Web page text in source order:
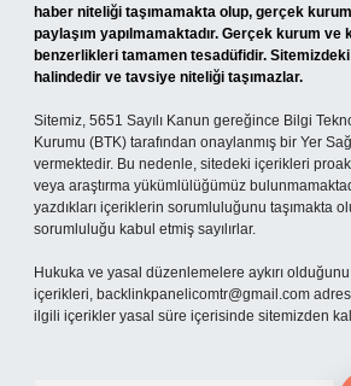
haber niteliği taşımamakta olup, gerçek
paylaşım yapılmamaktadır. Gerçek kurum ve
benzerlikleri tamamen tesadüfidir.
halindedir ve tavsiye niteliği taşımazlar.
Sitemiz, 5651 Sayılı Kanun gereğince Bilgi
Kurumu (BTK) tarafından onaylanmış bir Yer
vermektedir. Bu nedenle, sitedeki içerikleri
veya araştırma yükümlülüğümüz
yazdıkları içeriklerin sorumluluğunu taşımakta
sorumluluğu kabul etmiş sayılırlar.
Hukuka ve yasal düzenlemelere aykırı
içerikleri, backlinkpanelicomtr@gmail.com
ilgili içerikler yasal süre içerisinde sitemizden